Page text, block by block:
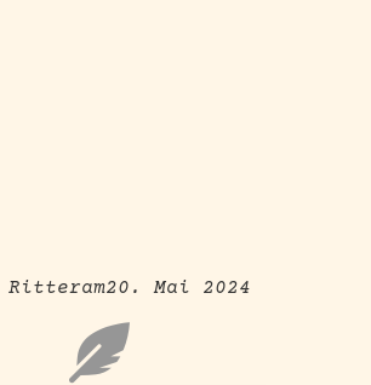
Ritteram20. Mai 2024